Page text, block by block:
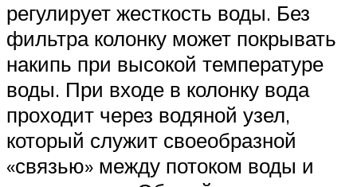
регулирует жесткость воды. Без
фильтра колонку может покрывать
накипь при высокой температуре
воды. При входе в колонку вода
проходит через водяной узел,
который служит своеобразной
«связью» между потоком воды и